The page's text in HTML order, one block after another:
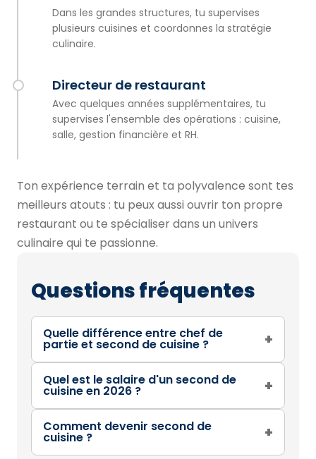
Dans les grandes structures, tu supervises
plusieurs cuisines et coordonnes la stratégie
culinaire.
Directeur de restaurant
Avec quelques années supplémentaires, tu
supervises l'ensemble des opérations : cuisine,
salle, gestion financière et RH.
Ton expérience terrain et ta polyvalence sont tes
meilleurs atouts : tu peux aussi ouvrir ton propre
restaurant ou te spécialiser dans un univers
culinaire qui te passionne.
Questions fréquentes
Quelle différence entre chef de
partie et second de cuisine ? +
Quel est le salaire d'un second de
cuisine en 2026 ? +
Comment devenir second de
cuisine ? +